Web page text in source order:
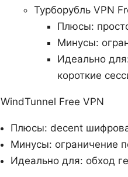
Турборубль VPN
Плюсы:
Минусы:
Идеально
короткие
WindTunnel Free VPN
Плюсы: decent
Минусы: ограничение
Идеально для: обход